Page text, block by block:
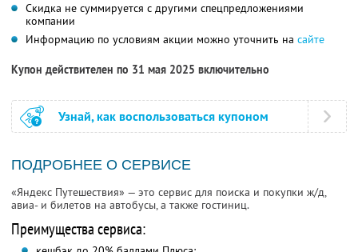
Скидка не суммируется с другими спецпредложениями
компании
Информацию по условиям акции можно уточнить на сайте
Купон действителен по 31 мая 2025 включительно
Узнай, как воспользоваться купоном
ПОДРОБНЕЕ О СЕРВИСЕ
«Яндекс Путешествия» — это сервис для поиска и покупки ж/д,
авиа- и билетов на автобусы, а также гостиниц.
Преимущества сервиса: